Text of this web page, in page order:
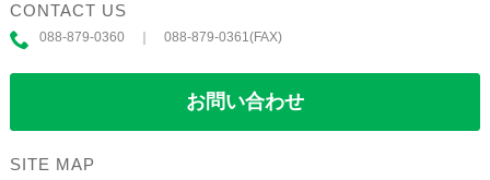
CONTACT US
088-879-0360 ｜ 088-879-0361(FAX)
お問い合わせ
SITE MAP